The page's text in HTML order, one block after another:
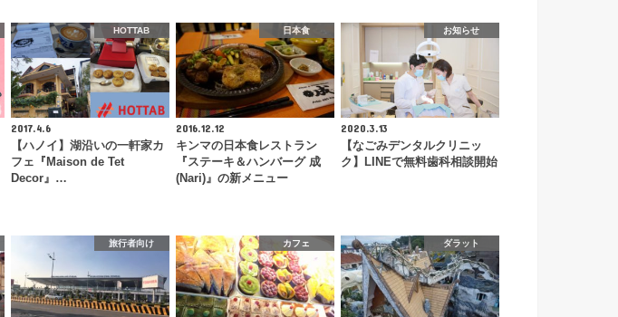
HOTTAB
2017.4.6
【ハノイ】湖沿いの一軒家カ
フェ『Maison de Tet
Decor』…
日本食
2016.12.12
キンマの日本食レストラン
『ステーキ＆ハンバーグ 成
(Nari)』の新メニュー
お知らせ
2020.3.13
【なごみデンタルクリニッ
ク】LINEで無料歯科相談開始
旅行者向け カフェ ダラット